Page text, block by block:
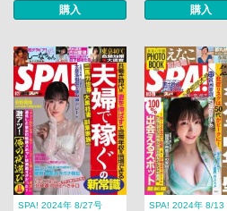
購入 購入
SPA! 2024年 8/27号 SPA! 2024年 8/13